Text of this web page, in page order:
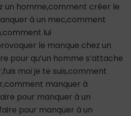
un homme,comment créer le
à un mec,comment
lui
le manque chez un
pour qu’un homme s’attache
moi je te suis,comment
manquer à
pour manquer à un
pour manquer à un